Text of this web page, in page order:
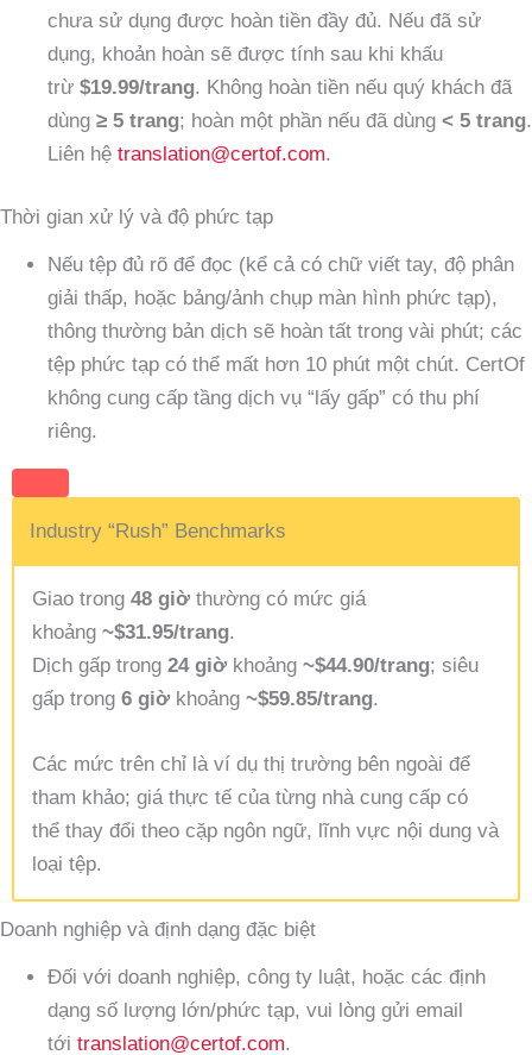
chưa sử dụng được hoàn tiền đầy đủ. Nếu đã sử
dụng, khoản hoàn sẽ được tính sau khi khấu
trừ $19.99/trang. Không hoàn tiền nếu quý khách đã
dùng ≥ 5 trang; hoàn một phần nếu đã dùng < 5 trang.
Liên hệ translation@certof.com.
Thời gian xử lý và độ phức tạp
Nếu tệp đủ rõ để đọc (kể cả có chữ viết tay, độ phân
giải thấp, hoặc bảng/ảnh chụp màn hình phức tạp),
thông thường bản dịch sẽ hoàn tất trong vài phút; các
tệp phức tạp có thể mất hơn 10 phút một chút. CertOf
không cung cấp tầng dịch vụ “lấy gấp” có thu phí
riêng.
Industry “Rush” Benchmarks
Giao trong 48 giờ thường có mức giá
khoảng ~$31.95/trang.
Dịch gấp trong 24 giờ khoảng ~$44.90/trang; siêu
gấp trong 6 giờ khoảng ~$59.85/trang.
Các mức trên chỉ là ví dụ thị trường bên ngoài để
tham khảo; giá thực tế của từng nhà cung cấp có
thể thay đổi theo cặp ngôn ngữ, lĩnh vực nội dung và
loại tệp.
Doanh nghiệp và định dạng đặc biệt
Đối với doanh nghiệp, công ty luật, hoặc các định
dạng số lượng lớn/phức tạp, vui lòng gửi email
tới translation@certof.com.